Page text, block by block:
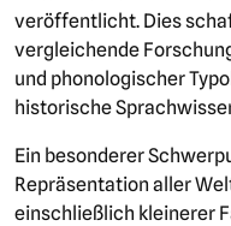
veröffentlicht. Dies
vergleichende
und phonologischer
historische
Ein besonderer
Repräsentation aller
einschließlich kleinerer